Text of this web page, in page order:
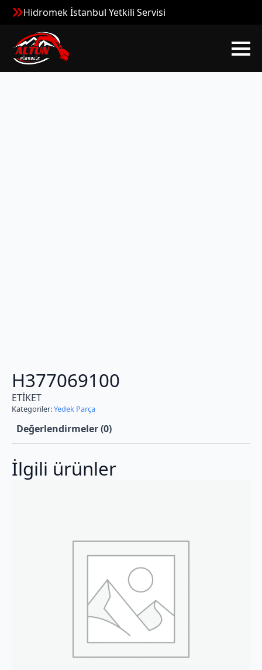
Hidromek İstanbul Yetkili Servisi
H377069100
ETİKET
Kategoriler:Yedek Parça
Değerlendirmeler (0)
İlgili ürünler